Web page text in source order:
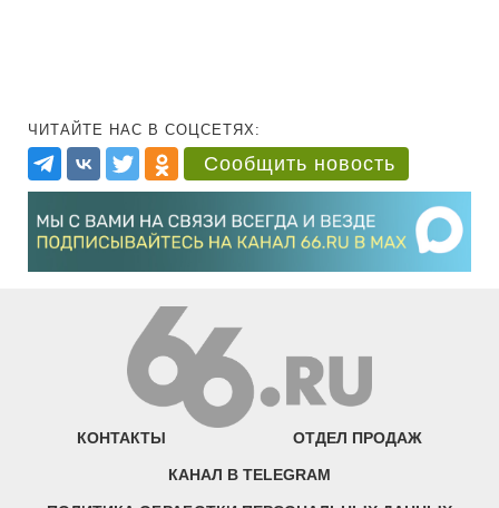
ЧИТАЙТЕ НАС В СОЦСЕТЯХ:
Сообщить новость
КОНТАКТЫ ОТДЕЛ ПРОДАЖ
КАНАЛ В TELEGRAM